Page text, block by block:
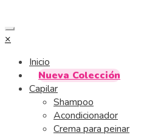
×
Inicio
Nueva Colección
Capilar
Shampoo
Acondicionador
Crema para peinar